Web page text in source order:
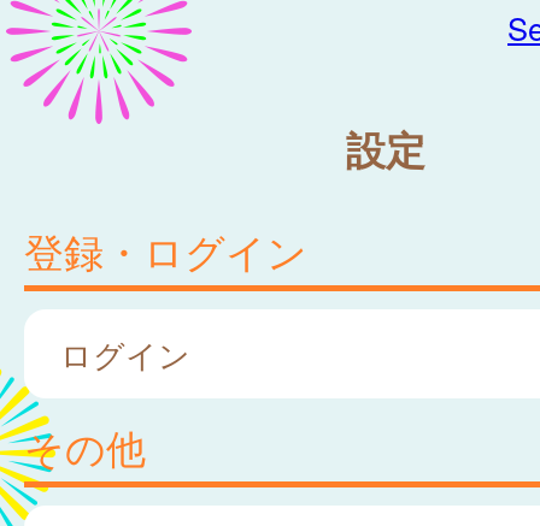
設定
登録・ログイン
ログイン
その他